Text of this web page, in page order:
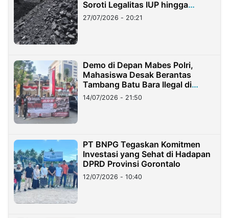
Soroti Legalitas IUP hingga
Stockpile
27/07/2026 - 20:21
Demo di Depan Mabes Polri,
Mahasiswa Desak Berantas
Tambang Batu Bara Ilegal di
Lampung
14/07/2026 - 21:50
PT BNPG Tegaskan Komitmen
Investasi yang Sehat di Hadapan
DPRD Provinsi Gorontalo
12/07/2026 - 10:40